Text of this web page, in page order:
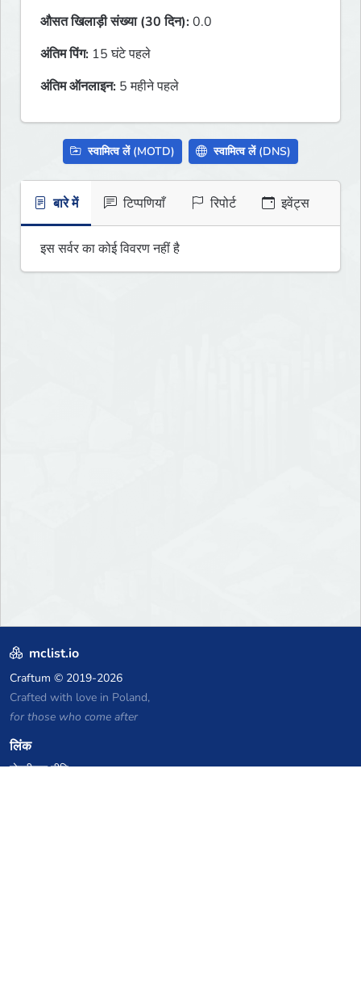
औसत खिलाड़ी संख्या (30 दिन):0.0
अंतिम पिंग: 15 घंटे पहले
अंतिम ऑनलाइन: 5 महीने पहले
स्वामित्व लें (MOTD) स्वामित्व लें (DNS)
बारे में टिप्पणियाँ रिपोर्ट इवेंट्स
इस सर्वर का कोई विवरण नहीं है
mclist.io
Craftum © 2019-2026
Crafted with love in Poland,
for those who come after
लिंक
गोपनीयता नीति